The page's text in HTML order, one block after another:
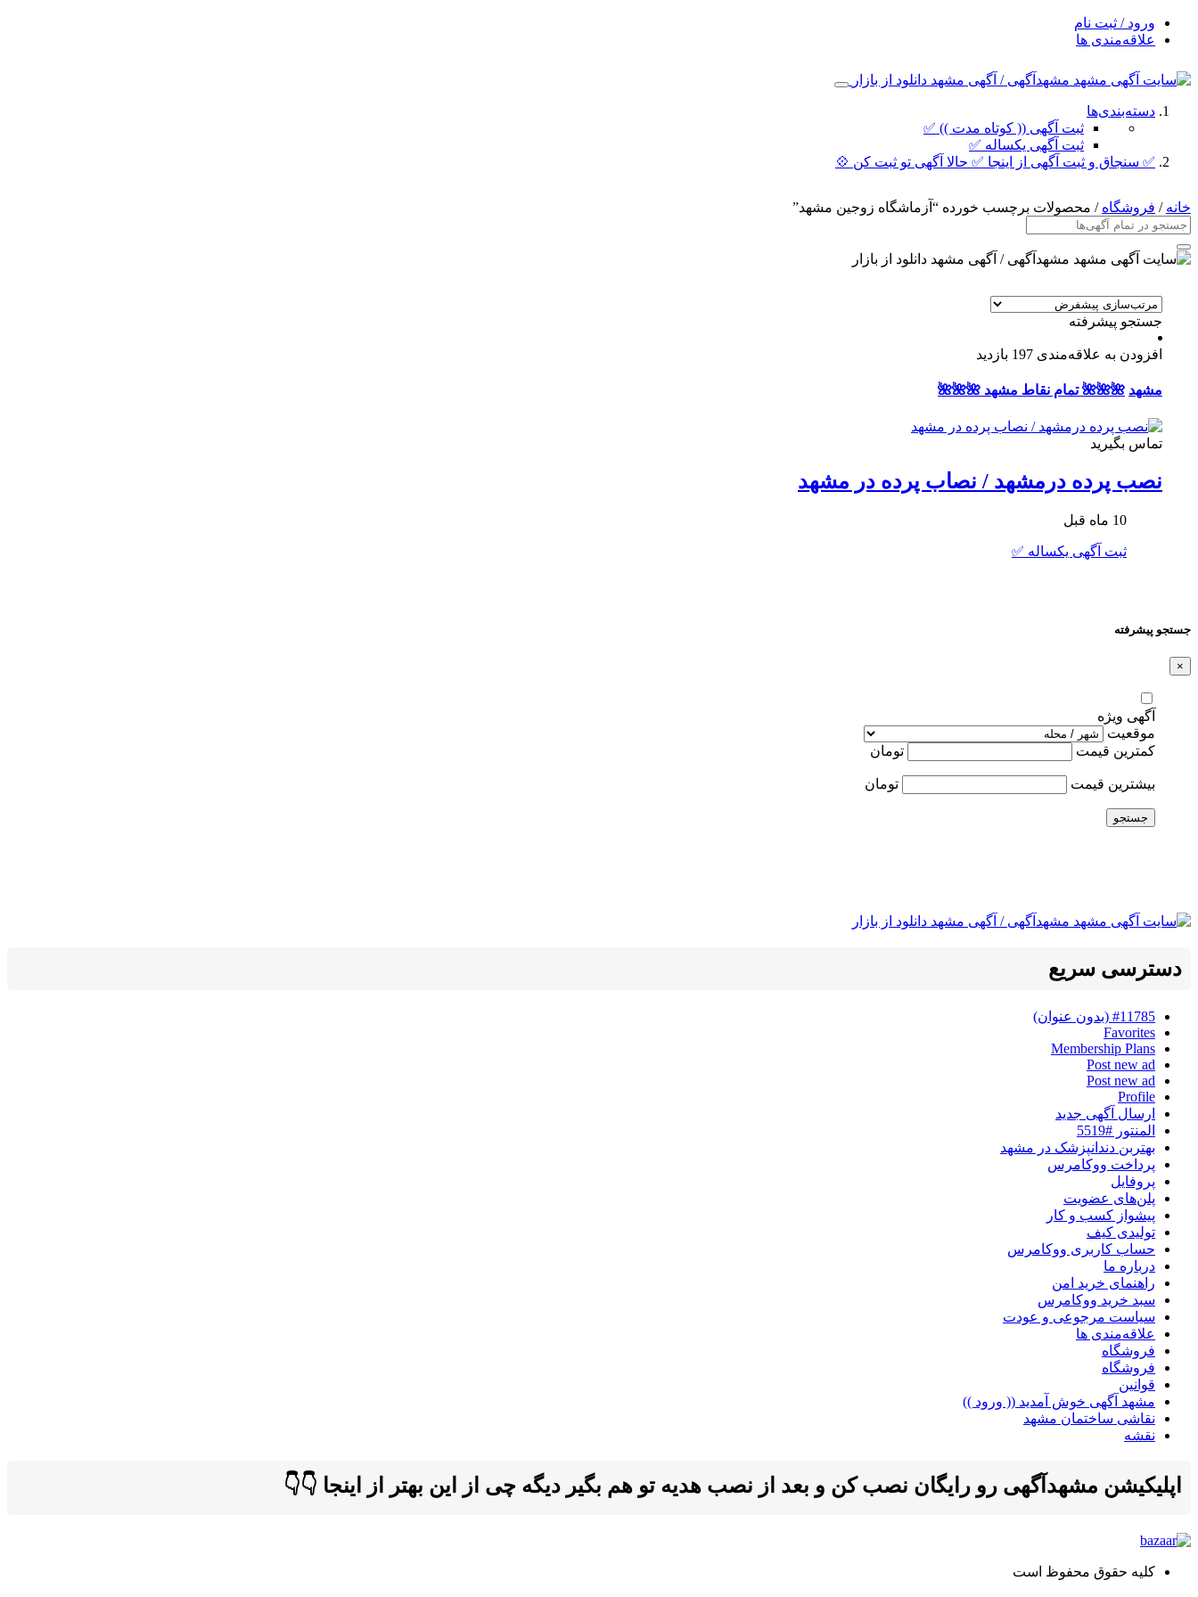
ورود / ثبت نام
علاقه‌مندی ها
دسته‌بندی‌ها
ثبت آگهی (( کوتاه مدت )) ✅
ثبت آگهی یکساله ✅
✅ سنجاق و ثبت آگهی از اینجا ✅ حالا آگهی تو ثبت کن 💠
خانه / فروشگاه / محصولات برچسب خورده “آزماشگاه زوجین مشهد”
جستجو پیشرفته
افزودن به علاقه‌مندی 197 بازدید
مشهد 🌺🌺🌺 تمام نقاط مشهد 🌺🌺🌺
تماس بگیرید
نصب پرده درمشهد / نصاب پرده در مشهد
10 ماه قبل
ثبت آگهی یکساله ✅
جستجو پیشرفته
×
آگهی ویژه
موقعیت
کمترین قیمت
تومان
بیشترین قیمت تومان
جستجو
دسترسی سریع
#11785 (بدون عنوان)
Favorites
Membership Plans
Post new ad
Post new ad
Profile
ارسال آگهی جدید
المنتور #5519
بهتربن دندانپزشک در مشهد
پرداخت ووکامرس
پروفایل
پلن‌های عضویت
پیشواز کسب و کار
تولیدی کیف
حساب کاربری ووکامرس
درباره ما
راهنمای خرید امن
سبد خرید ووکامرس
سیاست مرجوعی و عودت
علاقه‌مندی ها
فروشگاه
فروشگاه
قوانین
مشهد آگهی خوش آمدید (( ورود ))
نقاشی ساختمان مشهد
نقشه
اپلیکیشن مشهدآگهی رو رایگان نصب کن و بعد از نصب هدیه تو هم بگیر دیگه چی از این بهتر از اینجا 👇👇
کلیه حقوق محفوظ است